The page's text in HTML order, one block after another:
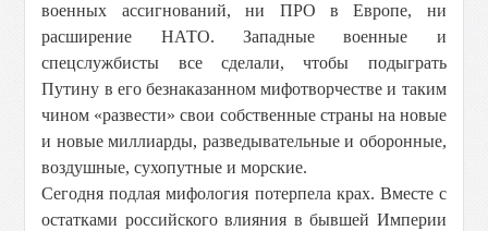
военных ассигнований, ни ПРО в Европе, ни
расширение НАТО. Западные военные и
спецслужбисты все сделали, чтобы подыграть
Путину в его безнаказанном мифотворчестве и таким
чином «развести» свои собственные страны на новые
и новые миллиарды, разведывательные и оборонные,
воздушные, сухопутные и морские.
Сегодня подлая мифология потерпела крах. Вместе с
остатками российского влияния в бывшей Империи